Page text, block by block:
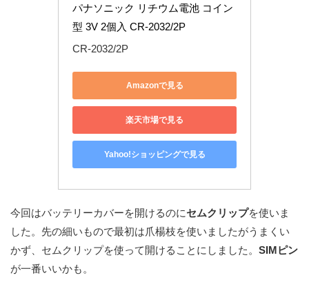
パナソニック リチウム電池 コイン
型 3V 2個入 CR-2032/2P
CR-2032/2P
Amazonで見る
楽天市場で見る
Yahoo!ショッピングで見る
今回はバッテリーカバーを開けるのにセムクリップを使いま
した。先の細いもので最初は爪楊枝を使いましたがうまくい
かず、セムクリップを使って開けることにしました。 SIMピン
が一番いいかも。